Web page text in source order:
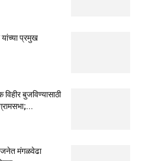
प्रमुख
बुजविण्यासाठी
मंगळवेढा